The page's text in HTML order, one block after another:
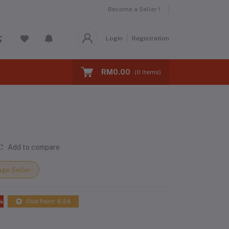
Become a Seller !
Login Registration
RM0.00 (0 Items)
Add to compare
Seller
Club Point: 6.24